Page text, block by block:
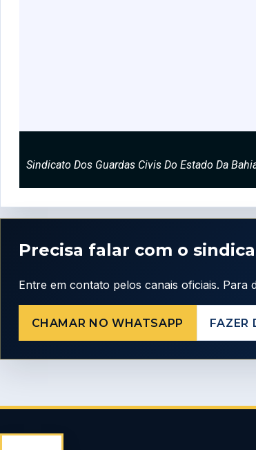
Sindicato Dos Guardas Civis Do Estado Da Bahia
Precisa falar com o
Entre em contato pelos canais oficiais. Para
CHAMAR NO WHATSAPP FAZER